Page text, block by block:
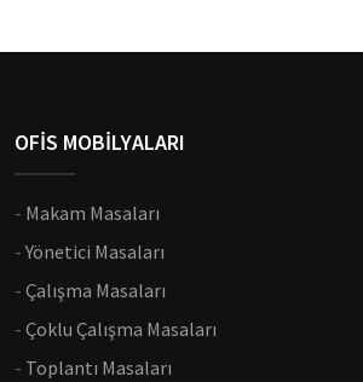
OFİS MOBİLYALARI
- Makam Masaları
-Yönetici Masaları
- Çalışma Masaları
- Çoklu Çalışma Masaları
- Toplantı Masaları